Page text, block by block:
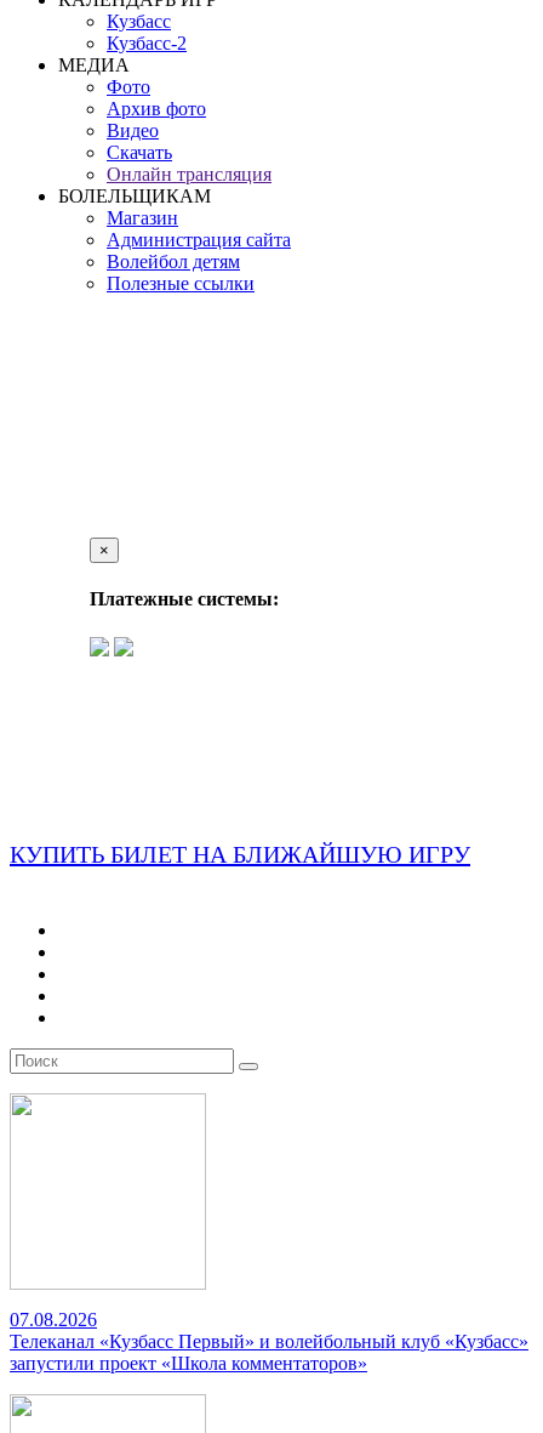
Кузбасс
Кузбасс-2
МЕДИА
Фото
Архив фото
Видео
Скачать
Онлайн трансляция
БОЛЕЛЬЩИКАМ
Магазин
Администрация сайта
Волейбол детям
Полезные ссылки
×
Платежные системы:
КУПИТЬ БИЛЕТ НА БЛИЖАЙШУЮ ИГРУ
07.08.2026
Телеканал «Кузбасс Первый» и волейбольный клуб «Кузбасс»
запустили проект «Школа комментаторов»